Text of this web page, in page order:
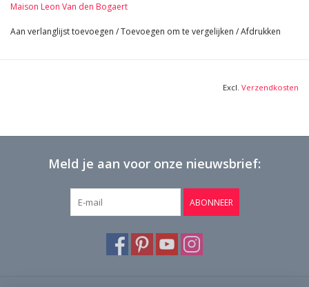
35 cm Breed 13,78 Inch
5 Kg
Maison Leon Van den Bogaert
Aan verlanglijst toevoegen /Toevoegen om te vergelijken /Afdrukken
Excl. Verzendkosten
Meld je aan voor onze nieuwsbrief:
ABONNEER